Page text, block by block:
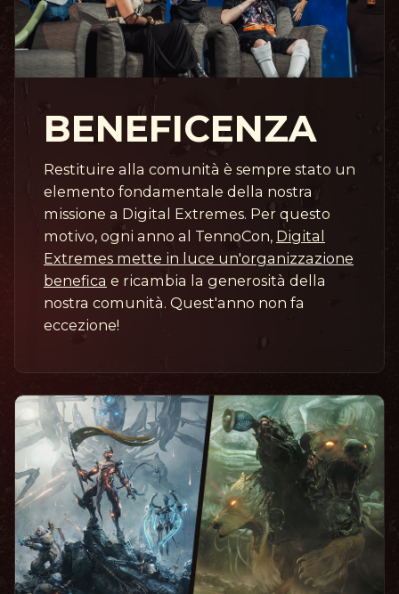
BENEFICENZA
Restituire alla comunità è sempre stato un
elemento fondamentale della nostra
missione a Digital Extremes. Per questo
motivo, ogni anno al TennoCon, Digital
Extremes mette in luce un'organizzazione
benefica e ricambia la generosità della
nostra comunità. Quest'anno non fa
eccezione!